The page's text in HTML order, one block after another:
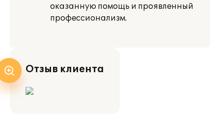
оказанную помощь и проявленный
профессионализм.
Отзыв клиента